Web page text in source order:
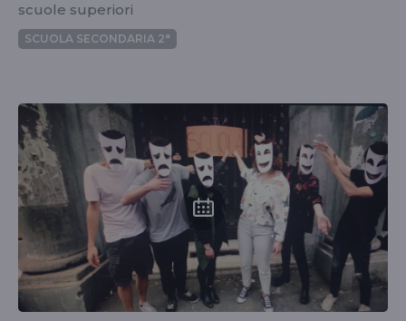
scuole superiori
SCUOLA SECONDARIA 2°